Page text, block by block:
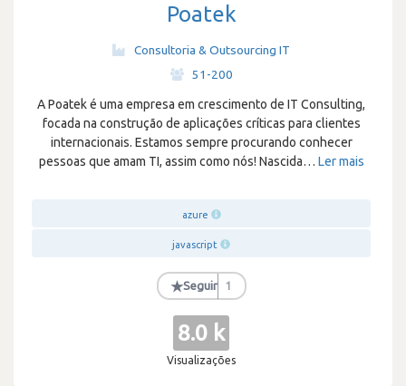
Poatek
Consultoria & Outsourcing IT
51-200
A Poatek é uma empresa em crescimento de IT Consulting,
focada na construção de aplicações críticas para clientes
internacionais. Estamos sempre procurando conhecer
pessoas que amam TI, assim como nós! Nascida… Ler mais
azure
javascript
★Seguir 1
8.0 k
Visualizações